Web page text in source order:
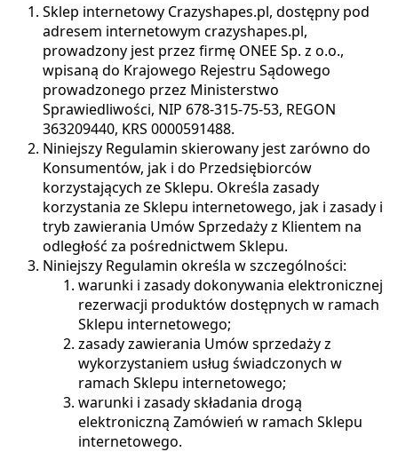
Sklep internetowy Crazyshapes.pl, dostępny pod
adresem internetowym crazyshapes.pl,
prowadzony jest przez firmę ONEE Sp. z o.o.,
wpisaną do Krajowego Rejestru Sądowego
prowadzonego przez Ministerstwo
Sprawiedliwości, NIP 678-315-75-53, REGON
363209440, KRS 0000591488.
Niniejszy Regulamin skierowany jest zarówno do
Konsumentów, jak i do Przedsiębiorców
korzystających ze Sklepu. Określa zasady
korzystania ze Sklepu internetowego, jak i zasady i
tryb zawierania Umów Sprzedaży z Klientem na
odległość za pośrednictwem Sklepu.
Niniejszy Regulamin określa w szczególności:
warunki i zasady dokonywania elektronicznej
rezerwacji produktów dostępnych w ramach
Sklepu internetowego;
zasady zawierania Umów sprzedaży z
wykorzystaniem usług świadczonych w
ramach Sklepu internetowego;
warunki i zasady składania drogą
elektroniczną Zamówień w ramach Sklepu
internetowego.